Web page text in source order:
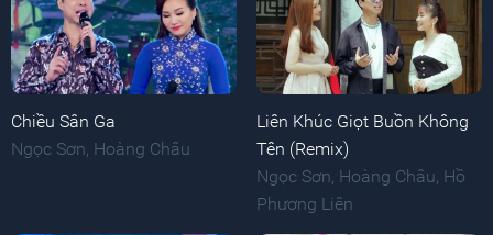
Chiều Sân Ga
Ngọc Sơn Hoàng Châu
Liên Khúc Giọt Buồn Không
Tên (Remix)
Ngọc Sơn Hoàng Châu Hồ
Phương Liên